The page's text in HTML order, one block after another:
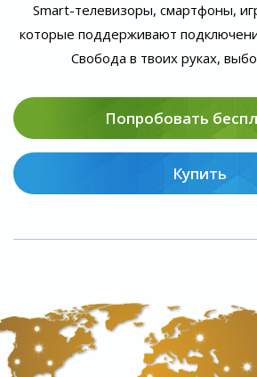
Smart-телевизоры, смартфоны,
которые поддерживают
Свобода в твоих руках,
Попробовать
Купить